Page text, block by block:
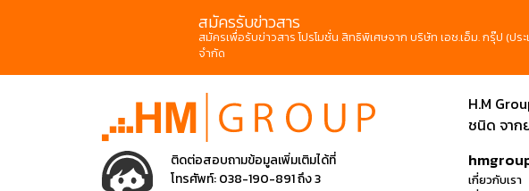
สมัครรับข่าวสาร
สมัครเพื่อรับข่าวสาร โปรโมชั่น สิทธิพิเศษจาก บริษัท เอช.เอ็ม. กรุ๊ป (ประ
จำกัด
ติดต่อสอบถามข้อมูลเพิ่มเติมได้ที่
โทรศัพท์:038-190-891 ถึง 3
H.M
ชนิด จาก
เกี่ยวกับเรา